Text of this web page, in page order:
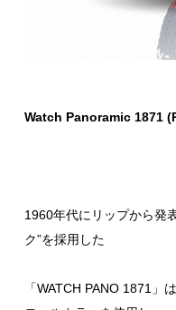
Watch Panoramic 1871
1960年代にリップから発
ク”を採用した
「WATCH PANO 1871」